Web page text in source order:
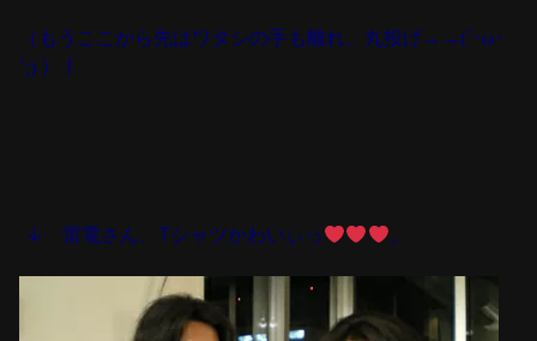
（もうここから先はワタシの手も離れ、丸投げ→→(´･ω･
`;) ）！
↓ 雷電さん、Tシャツかわいぃっ 。